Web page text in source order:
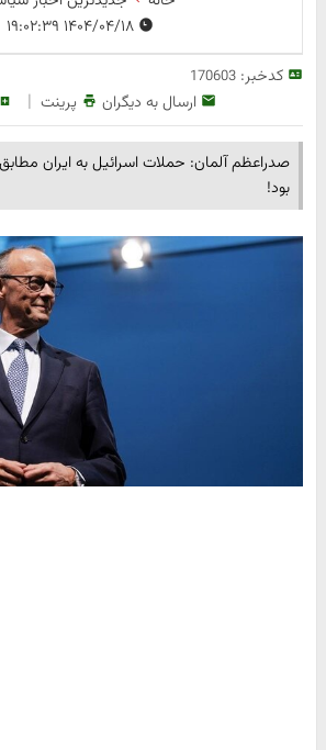
۱۴۰۴/۰۴/۱۸ ۱۹:۰۲:۳۹
کدخبر:170603
ارسال به دیگران پرینت |
صدراعظم آلمان: حملات اسرائیل به ایران
بود!